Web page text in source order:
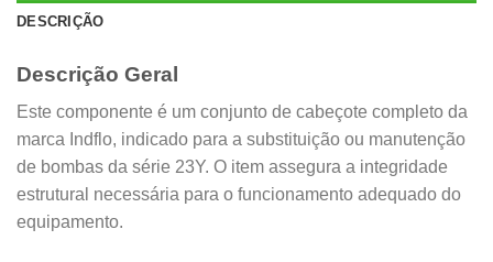
DESCRIÇÃO
Descrição Geral
Este componente é um conjunto de cabeçote completo da
marca Indflo, indicado para a substituição ou manutenção
de bombas da série 23Y. O item assegura a integridade
estrutural necessária para o funcionamento adequado do
equipamento.